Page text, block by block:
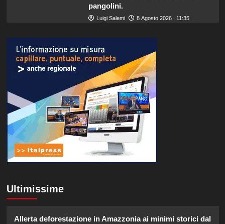
pangolini.
Luigi Salemi 8 Agosto 2026 : 11:35
Ultimissime
Allerta deforestazione in Amazzonia ai minimi storici dal